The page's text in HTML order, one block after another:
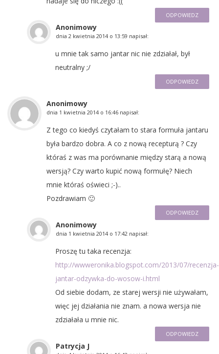
ODPOWIEDZ
Anonimowy
dnia 2 kwietnia 2014 o 13:59 napisał:
u mnie tak samo jantar nic nie zdziałał, był
neutralny ;/
ODPOWIEDZ
Anonimowy
dnia 1 kwietnia 2014 o 16:46 napisał:
Z tego co kiedyś czytałam to stara formuła jantaru
była bardzo dobra. A co z nową recepturą ? Czy
któraś z was ma porównanie między starą a nową
wersją? Czy warto kupić nową formułę? Niech
mnie któraś oświeci ;-)..
Pozdrawiam 🙂
ODPOWIEDZ
Anonimowy
dnia 1 kwietnia 2014 o 17:42 napisał:
Proszę tu taka recenzja:
http://wwweronika.blogspot.com/2013/07/recenzja-
jantar-odzywka-do-wosow-i.html
Od siebie dodam, ze starej wersji nie używałam,
więc jej działania nie znam. a nowa wersja nie
zdziałała u mnie nic.
ODPOWIEDZ
Patrycja J